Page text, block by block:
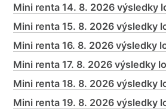
Mini renta 14. 8. 2026 výsledky
Mini renta 15. 8. 2026 výsledky
Mini renta 16. 8. 2026 výsledky
Mini renta 17. 8. 2026 výsledky
Mini renta 18. 8. 2026 výsledky
Mini renta 19. 8. 2026 výsledky